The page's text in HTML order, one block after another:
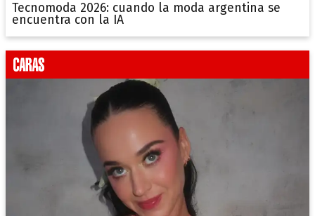
Tecnomoda 2026: cuando la moda argentina se
encuentra con la IA